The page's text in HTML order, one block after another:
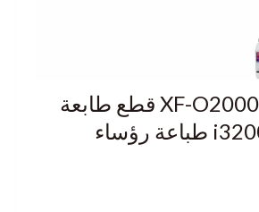
XF-O2000-4132 A1 4 قطع طابعة
إبسون i3200-A1 طباعة رؤساء